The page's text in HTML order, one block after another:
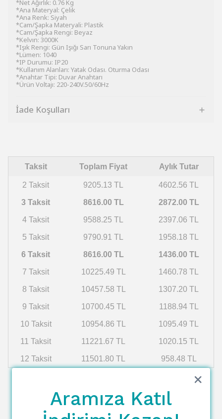
*Net Ağırlık: 0.76 Kg
*Ana Materyal: Çelik
*Ana Renk: Siyah
*Cam/Şapka Materyali: Plastik
*Cam/Şapka Rengi: Beyaz
*Kelvın: 3000K
*Işık Rengi: Gün Işığı Sarı Tonuna Yakın
*Lümen: 1040
*IP Durumu: IP20
*Kullanım Alanları: Yatak Odası. Oturma Odası
*Anahtar Tipi: Duvar Anahtarı
*Ürün Voltajı: 220-240V.50/60Hz
İade Koşulları
Taksit Toplam Fiyat Aylık Tutar
2 Taksit 9205.13 TL 4602.56 TL
3 Taksit 8616.00 TL 2872.00 TL
4 Taksit 9588.25 TL 2397.06 TL
5 Taksit 9790.91 TL 1958.18 TL
6 Taksit 8616.00 TL 1436.00 TL
7 Taksit 10225.49 TL 1460.78 TL
8 Taksit 10457.58 TL 1307.20 TL
9 Taksit 10700.45 TL 1188.94 TL
10 Taksit 10954.86 TL 1095.49 TL
11 Taksit 11221.67 TL 1020.15 TL
12 Taksit 11501.80 TL 958.48 TL
Aramıza Katıl